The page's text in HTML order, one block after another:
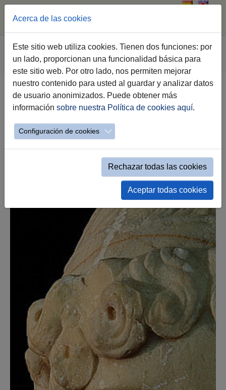
Skip to main content
You are here:
Jerez.es Archaeological Museum
Information
Museum Regulations
Acerca de las cookies
Este sitio web utiliza cookies. Tienen dos funciones: por
un lado, proporcionan una funcionalidad básica para
este sitio web. Por otro lado, nos permiten mejorar
nuestro contenido para usted al guardar y analizar datos
de usuario anonimizados. Puede obtener más
información sobre nuestra Política de cookies aquí.
Configuración de cookies
Rechazar todas las cookies
Aceptar todas cookies